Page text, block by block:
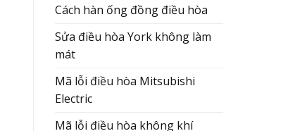
Cách hàn ống đồng điều hòa
Sửa điều hòa York không làm
mát
Mã lỗi điều hòa Mitsubishi
Electric
Mã lỗi điều hòa không khí